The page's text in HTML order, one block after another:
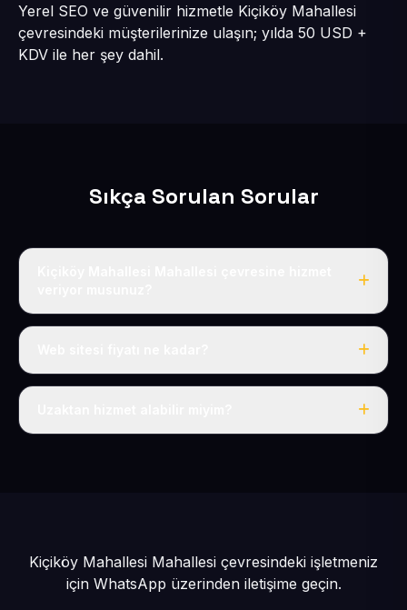
Yerel SEO ve güvenilir hizmetle Kiçiköy Mahallesi
çevresindeki müşterilerinize ulaşın; yılda 50 USD +
KDV ile her şey dahil.
Sıkça Sorulan Sorular
Evet, Kiçiköy Mahallesi dahil tüm Talas ve Talas
Tek fiyat: yılda 50 USD + KDV, her şey dahil.
Kiçiköy Mahallesi Mahallesi çevresindeki işletmeniz
için WhatsApp üzerinden iletişime geçin.